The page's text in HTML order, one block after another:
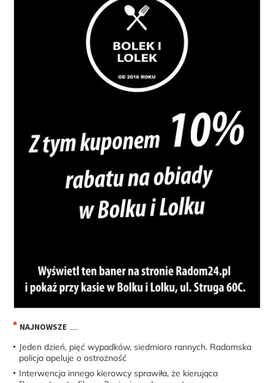
NAJNOWSZE
Jeden dzień, pięć wypadków, siedmioro rannych. Radomska
policja apeluje o ostrożność
Interwencja innego kierowcy sprawiła, że kierująca